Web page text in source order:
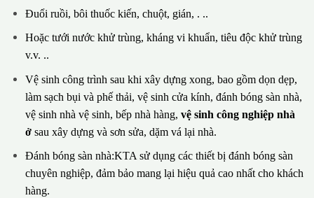
Đuổi ruồi, bôi thuốc kiến, chuột, gián, . ..
Hoặc tưới nước khử trùng, kháng vi khuẩn, tiêu độc khử trùng
v.v. ..
Vệ sinh công trình sau khi xây dựng xong, bao gồm dọn dẹp,
làm sạch bụi và phế thải, vệ sinh cửa kính, đánh bóng sàn nhà,
vệ sinh nhà vệ sinh, bếp nhà hàng, vệ sinh công nghiệp nhà
ởsau xây dựng và sơn sửa, dặm vá lại nhà.
Đánh bóng sàn nhà:KTA sử dụng các thiết bị đánh bóng sàn
chuyên nghiệp, đảm bảo mang lại hiệu quả cao nhất cho khách
hàng.